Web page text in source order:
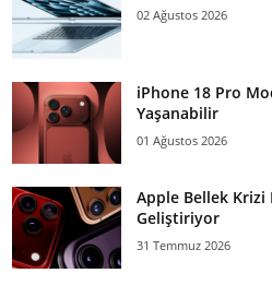
02 Ağustos 2026
iPhone 18 Pro
Yaşanabilir
01 Ağustos 2026
Apple Bellek
Geliştiriyor
31 Temmuz 2026